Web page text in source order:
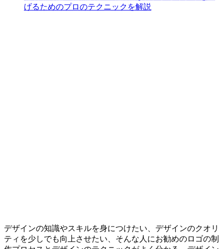
げるためのプロのテクニックを解説
デザインの知識やスキルを身につけたい、デザインのクオリ
ティを少しでも向上させたい、そんな人にお勧めのロゴの制